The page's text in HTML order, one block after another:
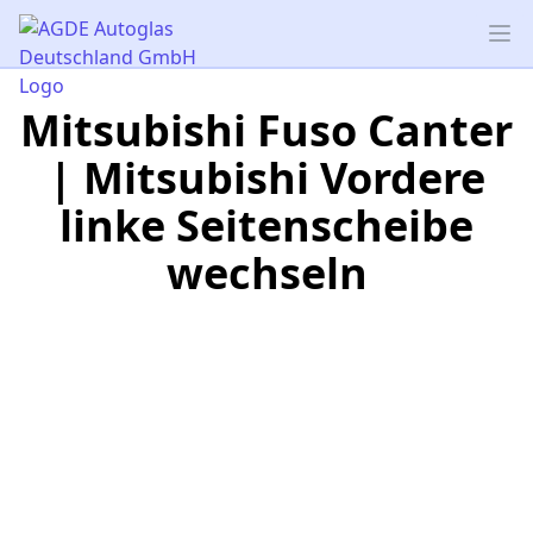
AGDE Autoglas Deutschland GmbH
Mitsubishi Fuso Canter
| Mitsubishi Vordere
linke Seitenscheibe
wechseln